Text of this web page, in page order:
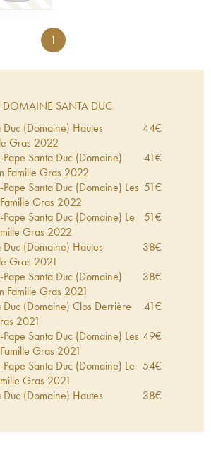
1
DOMAINE SANTA DUC
(Domaine) Hautes
Gras 2022
44€
Santa Duc (Domaine)
Famille Gras 2022
41€
Santa Duc (Domaine) Les
Gras 2022
51€
Santa Duc (Domaine) Le
Gras 2022
51€
(Domaine) Hautes
Gras 2021
38€
Santa Duc (Domaine)
Famille Gras 2021
38€
(Domaine) Clos Derrière
2021
41€
Santa Duc (Domaine) Les
Gras 2021
49€
Santa Duc (Domaine) Le
Gras 2021
54€
(Domaine) Hautes
38€